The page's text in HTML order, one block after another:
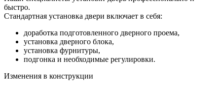
быстро.
Стандартная установка двери включает в себя:
доработка подготовленного дверного проема,
установка дверного блока,
установка фурнитуры,
подгонка и необходимые регулировки.
Изменения в конструкции